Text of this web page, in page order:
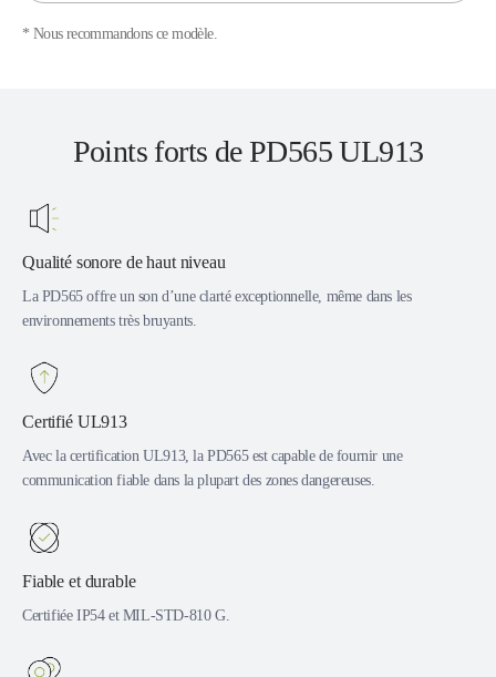
* Nous recommandons ce modèle.
Points forts de PD565 UL913
Qualité sonore de haut niveau
La PD565 offre un son d’une clarté exceptionnelle, même dans les
environnements très bruyants.
Certifié UL913
Avec la certification UL913, la PD565 est capable de fournir une
communication fiable dans la plupart des zones dangereuses.
Fiable et durable
Certifiée IP54 et MIL-STD-810 G.